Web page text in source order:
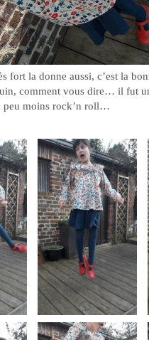
fort la donne aussi, c’est la
comment vous dire… il fut
peu moins rock’n roll…